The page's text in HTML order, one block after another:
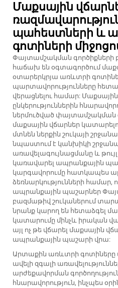
Մաքսային
պահեստների և
գոտիների
Փայտամշակման գործիքների
հաճախ են օգտագործում
օտարերկրյա առևտրի
պարտավորությունները
վերացնելու համար:
ընկերություններին
ներմուծված փայտամշակման
մաքսային վճարներ
մտնեն ներքին շուկայի
նպաստում է կանխիկի
առավելագույնացմանը և
կառավարել ապրանքային
կարգավորումը հատկապես
ձեռնարկությունների համար,
ապրանքային պաշարներ
բազմաթիվ շուկաներում
նրանք կարող են հետաձգել
կատարումը մինչև իրական
այլ ոչ թե վճարել մաքսային
ապրանքային պաշարի վրա:
Արտաքին առևտրի գոտիները
ավելի զգալի
արժեքավորման
հնարավորություն, ինչպես